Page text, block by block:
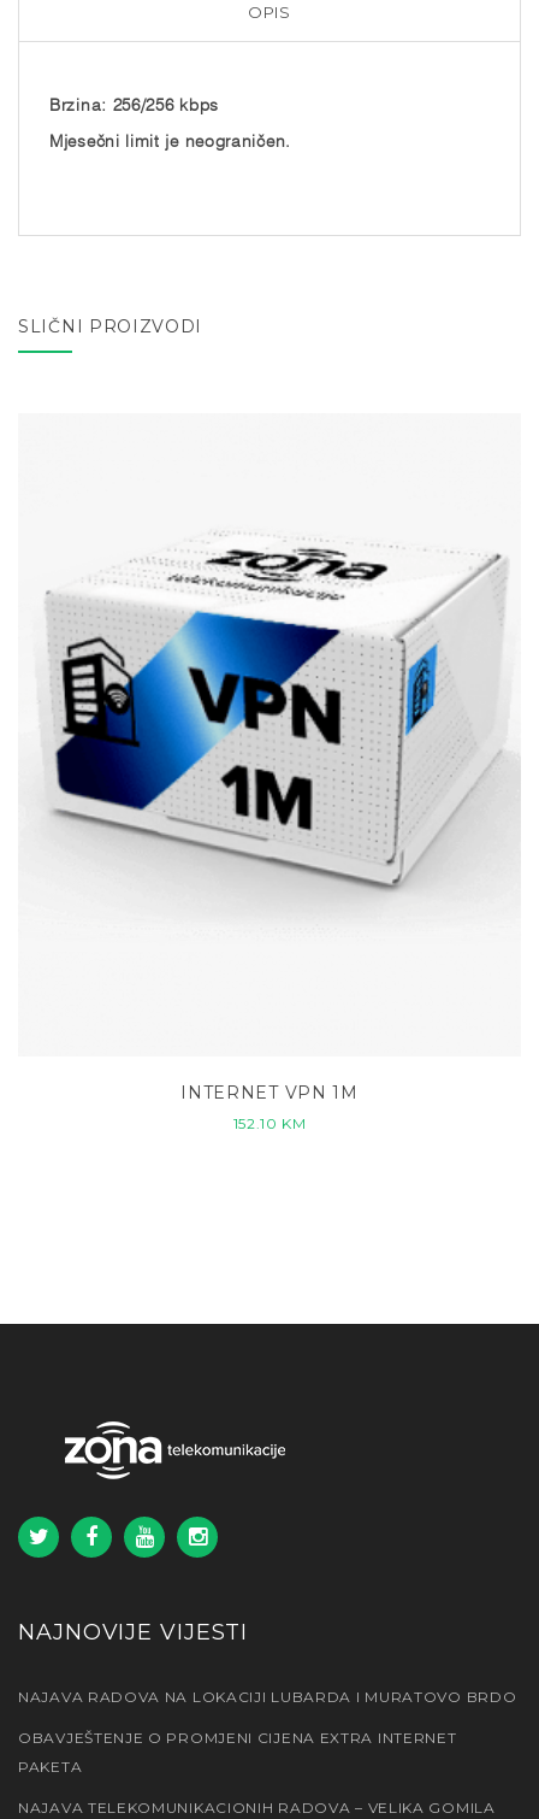
OPIS
Brzina: 256/256 kbps
Mjesečni limit je neograničen.
SLIČNI PROIZVODI
INTERNET VPN 1M
152.10 KM
NAJNOVIJE VIJESTI
NAJAVA RADOVA NA LOKACIJI LUBARDA I MURATOVO BRDO
OBAVJEŠTENJE O PROMJENI CIJENA EXTRA INTERNET
PAKETA
NAJAVA TELEKOMUNIKACIONIH RADOVA – VELIKA GOMILA